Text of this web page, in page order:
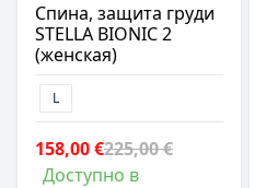
Спина, защита груди
STELLA BIONIC 2
(женская)
L
158,00 €225,00 €
Доступно в